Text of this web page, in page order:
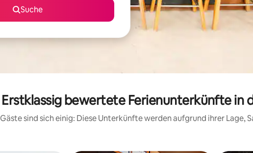
Suche
Erstklassig bewertete Ferienunterkünfte in
Gäste sind sich einig: Diese Unterkünfte werden aufgrund ihrer